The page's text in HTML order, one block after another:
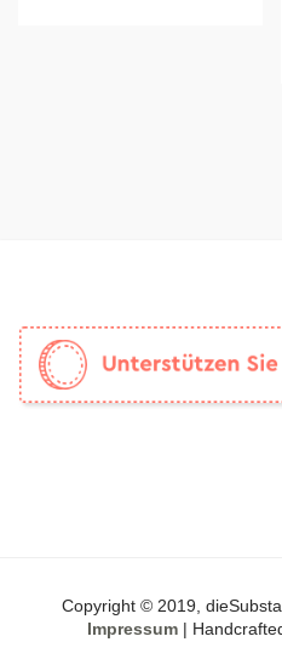
Copyright © 2019,
Impressum|